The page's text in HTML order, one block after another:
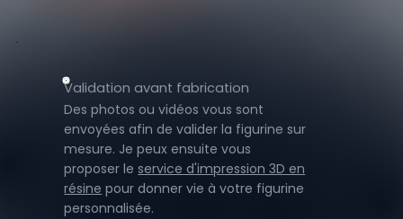
Validation avant fabrication
Des photos ou vidéos vous sont
envoyées afin de valider la figurine sur
mesure. Je peux ensuite vous
proposer leservice d'impression 3D en
résine pour donner vie à votre figurine
personnalisée.